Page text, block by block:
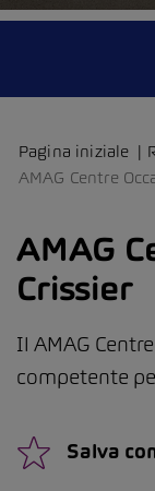
Pagina iniziale
AMAG Centre
AMAG
Crissier
Il AMAG
competente
Salva